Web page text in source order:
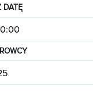
DATĘ